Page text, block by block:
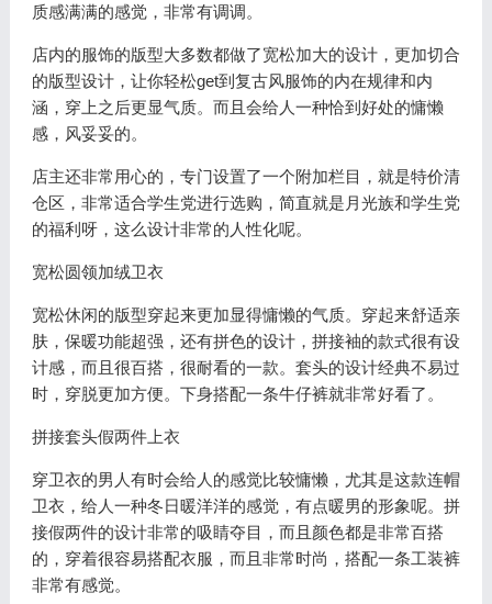
质感满满的感觉，非常有调调。
店内的服饰的版型大多数都做了宽松加大的设计，更加切合
的版型设计，让你轻松get到复古风服饰的内在规律和内
涵，穿上之后更显气质。而且会给人一种恰到好处的慵懒
感，风妥妥的。
店主还非常用心的，专门设置了一个附加栏目，就是特价清
仓区，非常适合学生党进行选购，简直就是月光族和学生党
的福利呀，这么设计非常的人性化呢。
宽松圆领加绒卫衣
宽松休闲的版型穿起来更加显得慵懒的气质。穿起来舒适亲
肤，保暖功能超强，还有拼色的设计，拼接袖的款式很有设
计感，而且很百搭，很耐看的一款。套头的设计经典不易过
时，穿脱更加方便。下身搭配一条牛仔裤就非常好看了。
拼接套头假两件上衣
穿卫衣的男人有时会给人的感觉比较慵懒，尤其是这款连帽
卫衣，给人一种冬日暖洋洋的感觉，有点暖男的形象呢。拼
接假两件的设计非常的吸睛夺目，而且颜色都是非常百搭
的，穿着很容易搭配衣服，而且非常时尚，搭配一条工装裤
非常有感觉。